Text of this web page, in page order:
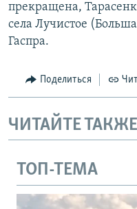
прекращена,
села Лучистое
Гаспра.
Поделиться
ЧИТАЙТЕ
ТОП-ТЕМА